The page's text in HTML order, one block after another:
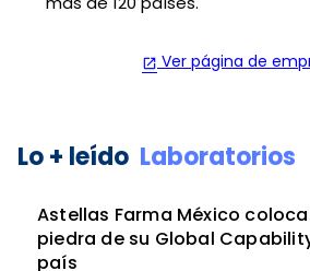
open_in_new Ver página de
Lo + leído Laboratorios
Astellas Farma México
piedra de su Global
país